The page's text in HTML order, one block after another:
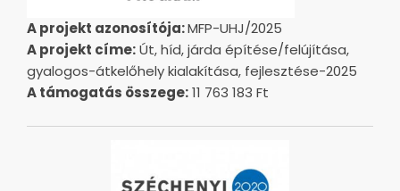
A projekt azonosítója:MFP-UHJ/2025
A projekt címe:Út, híd, járda építése/felújítása,
gyalogos-átkelőhely kialakítása, fejlesztése-2025
A támogatás összege:11 763 183 Ft